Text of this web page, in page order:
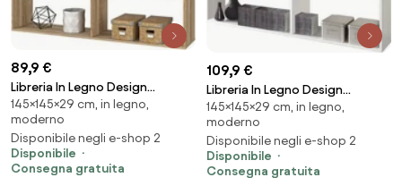
89,9 €
Libreria In Legno Design
Moderno Rovere Chiara
145x29xH145 Cm Mensole A
Scala
145×145×29 cm, in legno,
moderno
Disponibile negli e-shop 2
Disponibile
Consegna gratuita
109,9 €
Libreria In Legno Design
Moderno Bianco Lucido
145x29xH145 Cm Mensole A
Scala
145×145×29 cm, in legno,
moderno
Disponibile negli e-shop 2
Disponibile
Consegna gratuita